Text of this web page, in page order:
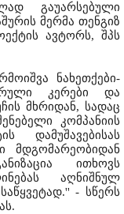
გაუარსებული
მერმა თენგიზ
ავტორს, შპს
ნახეთქები-
კერები და
მხრიდან, სადაც
კომპანიის
დამუშავებისას
მდგომარეობიდან
ითხოვს
აღნიშნულ
- სწერს